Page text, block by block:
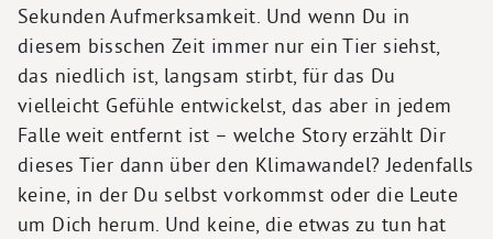
Sekunden Aufmerksamkeit. Und wenn Du in
diesem bisschen Zeit immer nur ein Tier siehst,
das niedlich ist, langsam stirbt, für das Du
vielleicht Gefühle entwickelst, das aber in jedem
Falle weit entfernt ist – welche Story erzählt Dir
dieses Tier dann über den Klimawandel? Jedenfalls
keine, in der Du selbst vorkommst oder die Leute
um Dich herum. Und keine, die etwas zu tun hat